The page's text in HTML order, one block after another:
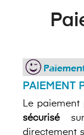
PAIEMENT
Le
sécurisésur
directement